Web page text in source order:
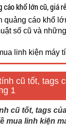
cáo khổ lớn cũ, giá rẻ
quảng cáo khổ
số cũ và
linh kiện máy
cũ tốt, tags
1
cũ tốt, tags
mua linh kiện